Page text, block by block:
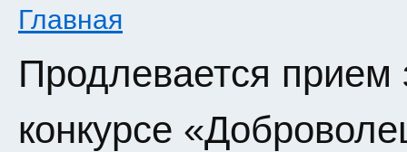
Вы здесь
Главная
Продлевается прием
конкурсе